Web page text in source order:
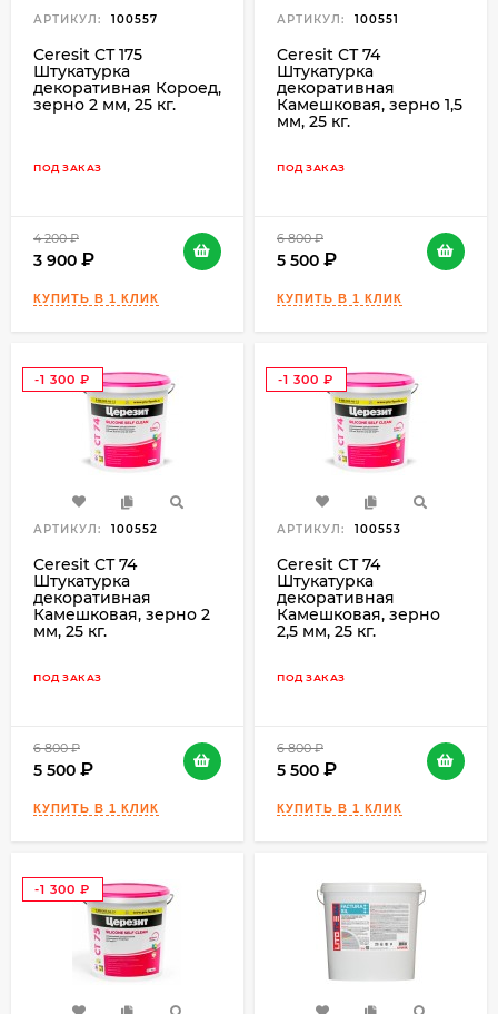
АРТИКУЛ: 100557
Ceresit СТ 175
Штукатурка
декоративная Короед,
зерно 2 мм, 25 кг.
ПОД ЗАКАЗ
4 200
3 900
АРТИКУЛ: 100551
Ceresit СТ 74
Штукатурка
декоративная
Камешковая, зерно 1,5
мм, 25 кг.
ПОД ЗАКАЗ
6 800
5 500
-1 300
₽
АРТИКУЛ: 100552
Ceresit СТ 74
Штукатурка
декоративная
Камешковая, зерно 2
мм, 25 кг.
ПОД ЗАКАЗ
6 800
5 500
-1 300
₽
АРТИКУЛ: 100553
Ceresit СТ 74
Штукатурка
декоративная
Камешковая, зерно
2,5 мм, 25 кг.
ПОД ЗАКАЗ
6 800
5 500
-1 300
₽